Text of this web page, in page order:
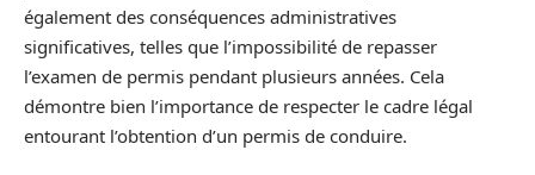
également des conséquences administratives
significatives, telles que l’impossibilité de repasser
l’examen de permis pendant plusieurs années. Cela
démontre bien l’importance de respecter le cadre légal
entourant l’obtention d’un permis de conduire.